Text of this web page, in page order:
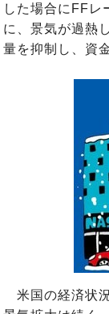
した場合にFFレ
に、景気が過熱
量を抑制し、資
米国の経済状